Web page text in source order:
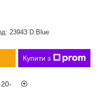
23943 D.Blue
Купити з